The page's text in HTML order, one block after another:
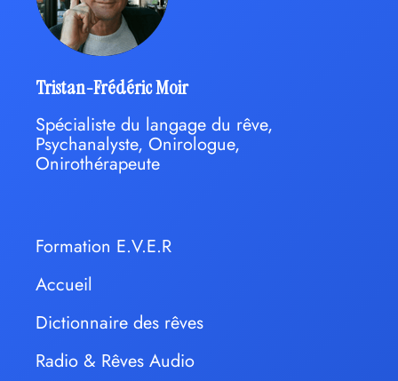
Tristan-Frédéric Moir
Spécialiste du langage du rêve,
Psychanalyste, Onirologue,
Onirothérapeute
Formation E.V.E.R
Accueil
Dictionnaire des rêves
Radio & Rêves Audio